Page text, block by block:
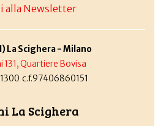
alla Newsletter
La Scighera - Milano
131, Quartiere Bovisa
c.f.97406860151
La Scighera